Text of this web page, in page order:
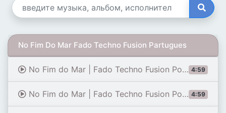
No Fim Do Mar Fado Techno Fusion Partugues
4:59
No Fim do Mar | Fado Techno Fusion Português
4:59
No Fim do Mar | Fado Techno Fusion Português